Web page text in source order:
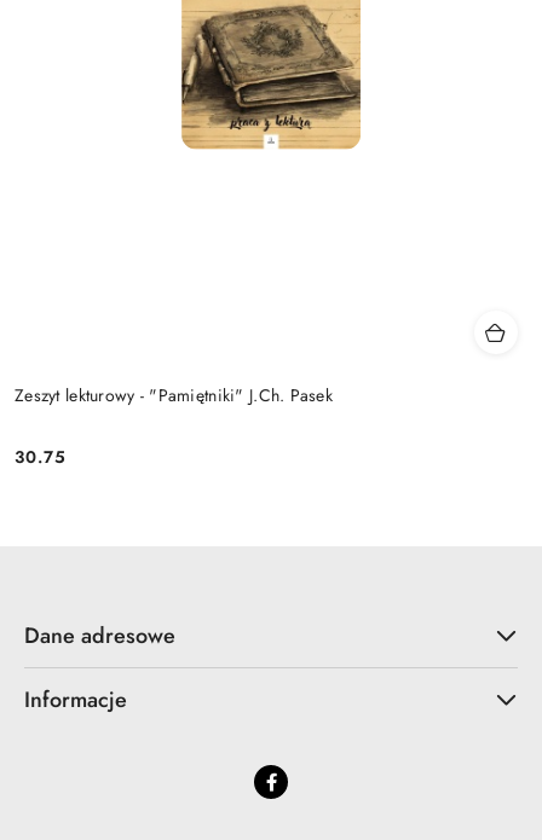
Zeszyt lekturowy - "Pamiętniki" J.Ch. Pasek
Cena:
30.75
Dane adresowe
Informacje